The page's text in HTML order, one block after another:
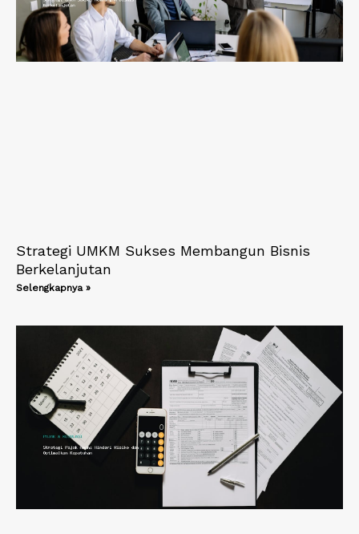
Strategi UMKM Sukses Membangun Bisnis
Berkelanjutan
Selengkapnya »